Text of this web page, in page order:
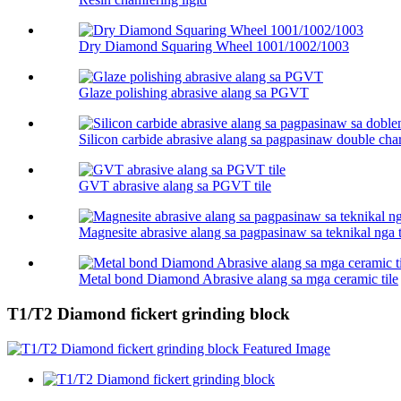
Dry Diamond Squaring Wheel 1001/1002/1003
Glaze polishing abrasive alang sa PGVT
Silicon carbide abrasive alang sa pagpasinaw double
GVT abrasive alang sa PGVT tile
Magnesite abrasive alang sa pagpasinaw sa teknikal nga
Metal bond Diamond Abrasive alang sa mga ceramic tile
T1/T2 Diamond fickert grinding block